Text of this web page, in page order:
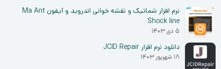
نرم افزار شماتیک و نقشه خوانی اندروید و آیفون Ma Ant
Shock line
۵ دی ۱۴۰۳
دانلود نرم افزار JCID Repair
۱۸ شهریور ۱۴۰۳